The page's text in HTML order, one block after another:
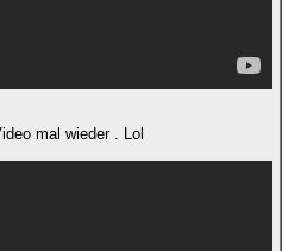
mal wieder . Lol